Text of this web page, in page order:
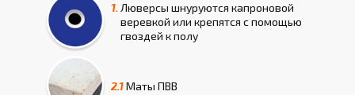
1. Люверсы шнуруются капроновой
веревкой или крепятся с помощью
гвоздей к полу
2.1Маты ПВВ